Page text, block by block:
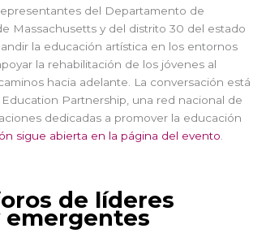
del Departamento de
Massachusetts y del distrito 30 del estado
la educación artística en los entornos
la rehabilitación de los jóvenes al
hacia adelante. La conversación está
Partnership, una red nacional de
dedicadas a promover la educación
sigue abierta en la página del evento
de líderes
emergentes